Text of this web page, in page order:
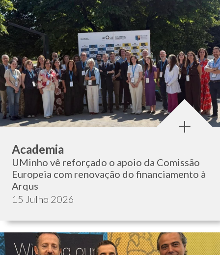
Categoria:
Academia
UMinho vê reforçado o apoio da Comissão
Europeia com renovação do financiamento à
Arqus
Data de publicação:
15 Julho 2026